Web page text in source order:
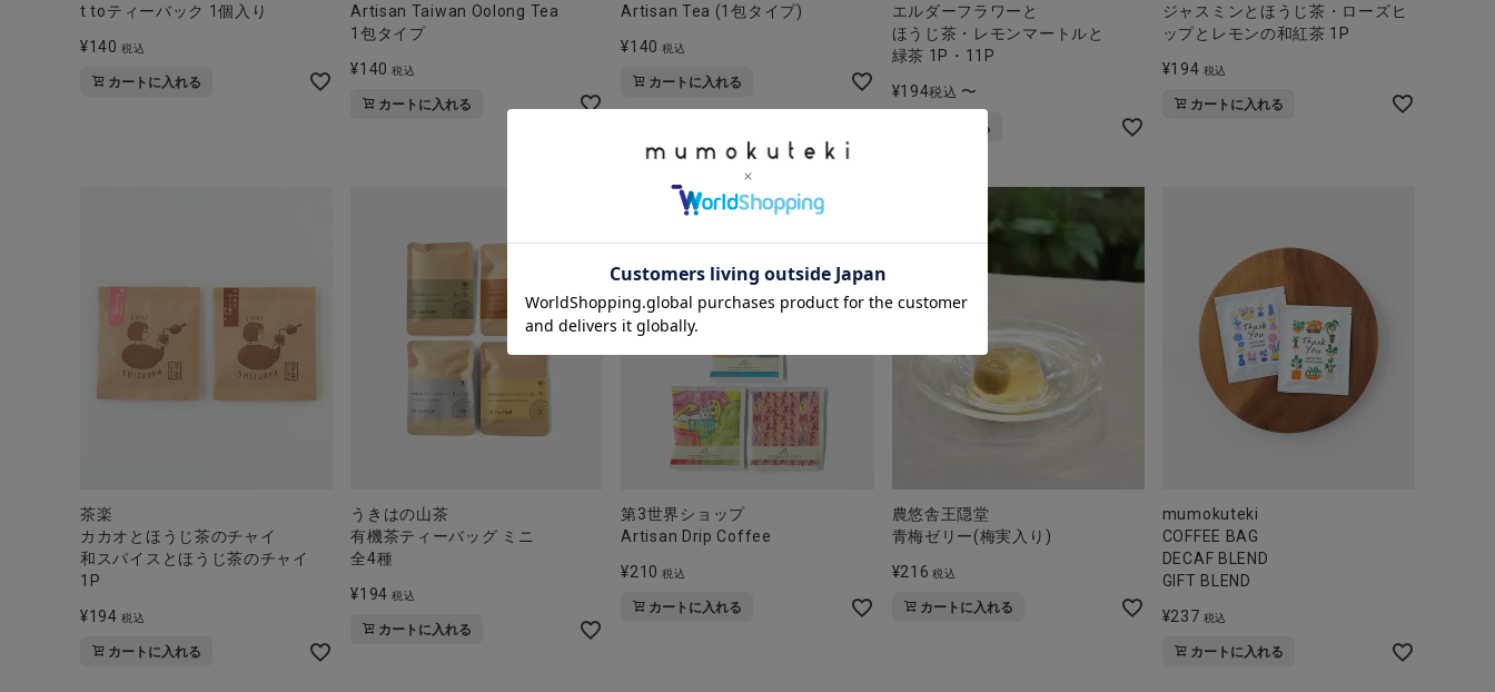
t toティーバック 1個入り
¥140 税込
カートに入れる
Artisan Taiwan Oolong Tea
1包タイプ
¥140 税込
カートに入れる
Artisan Tea (1包タイプ)
¥140 税込
カートに入れる
エルダーフラワーと
ほうじ茶・レモンマートルと
緑茶 1P・11P
¥194税込 〜
詳細を見る
ジャスミンとほうじ茶・ローズヒ
ップとレモンの和紅茶 1P
¥194 税込
カートに入れる
茶楽
カカオとほうじ茶のチャイ
和スパイスとほうじ茶のチャイ
1P
¥194 税込
カートに入れる
うきはの山茶
有機茶ティーバッグ ミニ
全4種
¥194 税込
カートに入れる
第3世界ショップ
Artisan Drip Coffee
¥210 税込
カートに入れる
農悠舎王隠堂
青梅ゼリー(梅実入り)
¥216 税込
カートに入れる
mumokuteki
COFFEE BAG
DECAF BLEND
GIFT BLEND
¥237 税込
カートに入れる